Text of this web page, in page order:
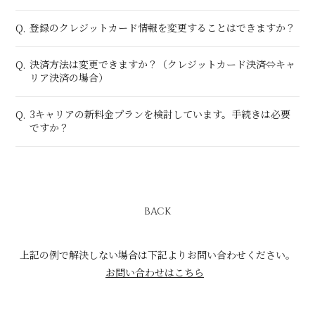
Q. 登録のクレジットカード情報を変更することはできますか？
Q. 決済方法は変更できますか？（クレジットカード決済⇔キャ
リア決済の場合）
Q. 3キャリアの新料金プランを検討しています。手続きは必要
ですか？
BACK
上記の例で解決しない場合は下記よりお問い合わせください。
お問い合わせはこちら